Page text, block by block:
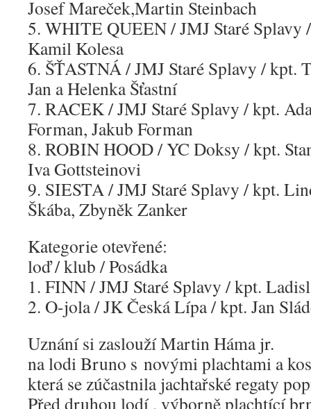
Josef Mareček,Martin Steinbach
5. WHITE QUEEN / JMJ Staré Splavy
Kamil Kolesa
6. ŠŤASTNÁ / JMJ Staré Splavy / kpt.
Jan a Helenka Šťastní
7. RACEK / JMJ Staré Splavy / kpt.
Forman, Jakub Forman
8. ROBIN HOOD / YC Doksy / kpt.
Iva Gottsteinovi
9. SIESTA / JMJ Staré Splavy / kpt.
Škába, Zbyněk Zanker
Kategorie otevřené:
loď / klub / Posádka
1. FINN / JMJ Staré Splavy / kpt.
2. O-jola / JK Česká Lípa / kpt. Jan
Uznání si zaslouží Martin Háma jr.
na lodi Bruno s novými plachtami a
která se zúčastnila jachtařské regaty
Před druhou lodí , výborně plachtící